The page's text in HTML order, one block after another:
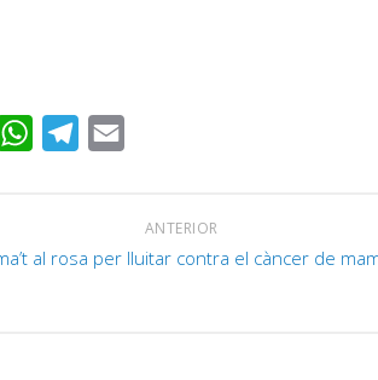
WHATSAPPTELEGRAM
ANTERIOR
al rosa per lluitar contra el càncer de